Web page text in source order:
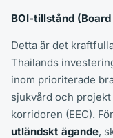
BOI-tillstånd
Detta är det
Thailands
inom prioriterade
sjukvård och
korridoren (EEC).
utländskt ägande,